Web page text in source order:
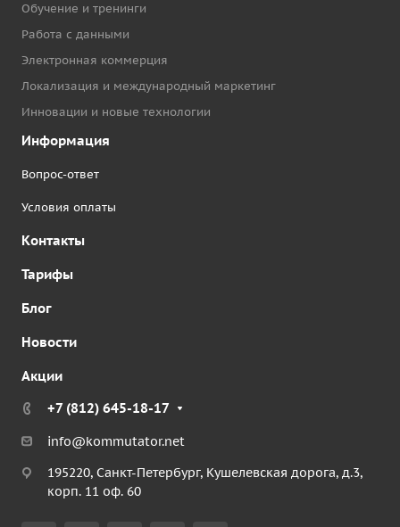
Обучение и тренинги
Работа с данными
Электронная коммерция
Локализация и международный маркетинг
Инновации и новые технологии
Информация
Вопрос-ответ
Условия оплаты
Контакты
Тарифы
Блог
Новости
Акции
+7 (812) 645-18-17
info@kommutator.net
195220, Санкт-Петербург, Кушелевская дорога, д.3,
корп. 11 оф. 60